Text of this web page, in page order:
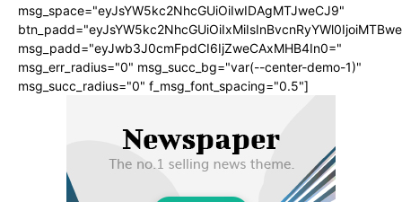
msg_space="eyJsYW5kc2NhcGUiOiIwIDAgMTJweCJ9"
msg_padd="eyJwb3J0cmFpdCI6IjZweCAxMHB4In0="
msg_err_radius="0" msg_succ_bg="var(--center-demo-1)"
msg_succ_radius="0" f_msg_font_spacing="0.5"]